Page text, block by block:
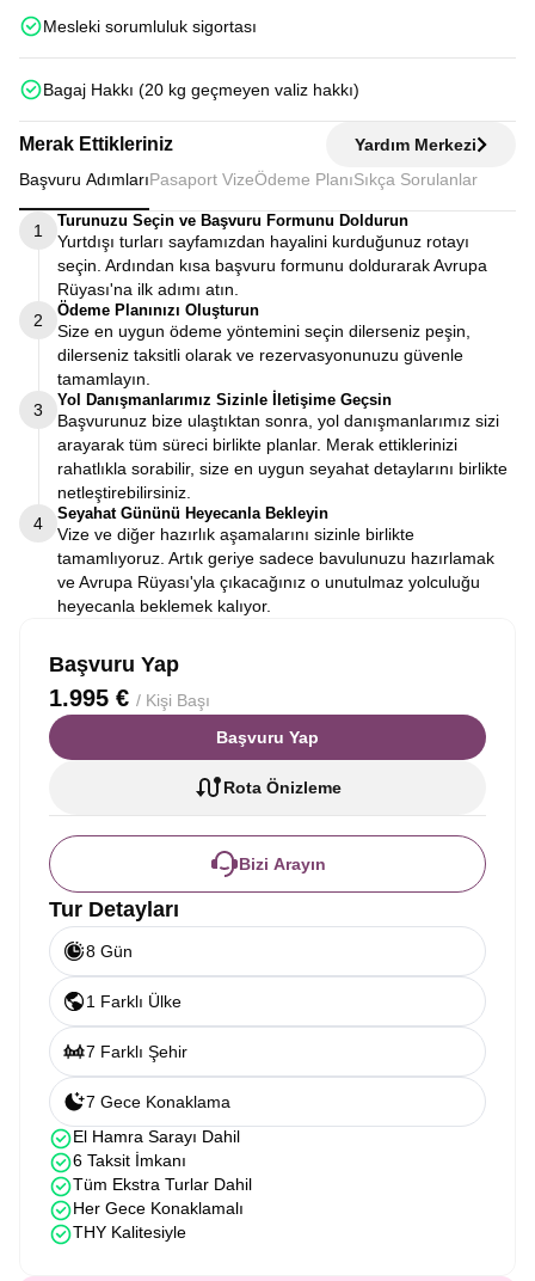
Mesleki sorumluluk sigortası
Bagaj Hakkı (20 kg geçmeyen valiz hakkı)
Merak Ettikleriniz
Yardım Merkezi
Başvuru AdımlarıPasaport VizeÖdeme Planı Sıkça Sorulanlar
1
Turunuzu Seçin ve Başvuru Formunu Doldurun
Yurtdışı turları sayfamızdan hayalini kurduğunuz rotayı
seçin. Ardından kısa başvuru formunu doldurarak Avrupa
Rüyası'na ilk adımı atın.
2
Ödeme Planınızı Oluşturun
Size en uygun ödeme yöntemini seçin dilerseniz peşin,
dilerseniz taksitli olarak ve rezervasyonunuzu güvenle
tamamlayın.
3
Yol Danışmanlarımız Sizinle İletişime Geçsin
Başvurunuz bize ulaştıktan sonra, yol danışmanlarımız sizi
arayarak tüm süreci birlikte planlar. Merak ettiklerinizi
rahatlıkla sorabilir, size en uygun seyahat detaylarını birlikte
netleştirebilirsiniz.
4
Seyahat Gününü Heyecanla Bekleyin
Vize ve diğer hazırlık aşamalarını sizinle birlikte
tamamlıyoruz. Artık geriye sadece bavulunuzu hazırlamak
ve Avrupa Rüyası'yla çıkacağınız o unutulmaz yolculuğu
heyecanla beklemek kalıyor.
Başvuru Yap
1.995 € / Kişi Başı
Başvuru Yap
Rota Önizleme
Bizi Arayın
Tur Detayları
8 Gün
1 Farklı Ülke
7 Farklı Şehir
7 Gece Konaklama
El Hamra Sarayı Dahil
6 Taksit İmkanı
Tüm Ekstra Turlar Dahil
Her Gece Konaklamalı
THY Kalitesiyle